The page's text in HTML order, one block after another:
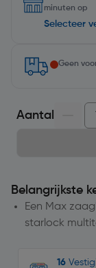
minuten op
Selecteer
Geen
Aantal
Belangrijkste
Een Max
starlock
16